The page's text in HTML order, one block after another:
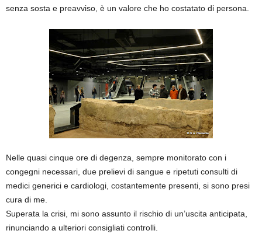
senza sosta e preavviso, è un valore che ho costatato di persona.
Nelle quasi cinque ore di degenza, sempre monitorato con i
congegni necessari, due prelievi di sangue e ripetuti consulti di
medici generici e cardiologi, costantemente presenti, si sono presi
cura di me.
Superata la crisi, mi sono assunto il rischio di un’uscita anticipata,
rinunciando a ulteriori consigliati controlli.